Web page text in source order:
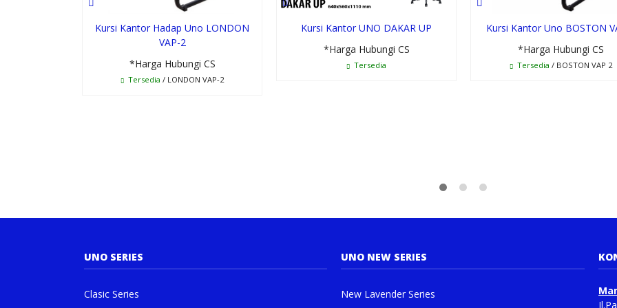
Kursi Kantor Hadap Uno LONDON
VAP-2
*Harga Hubungi CS
Tersedia / LONDON VAP-2
Kursi Kantor UNO DAKAR UP
*Harga Hubungi CS
Tersedia
Kursi Kantor Uno BOSTON
*Harga Hubungi CS
Tersedia / BOSTON VAP 2
UNO SERIES
Clasic Series
UNO NEW SERIES
New Lavender Series